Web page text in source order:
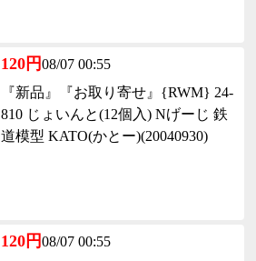
120円08/07 00:55
『新品』『お取り寄せ』{RWM} 24-
810 じょいんと(12個入) Nげーじ 鉄
道模型 KATO(かとー)(20040930)
120円08/07 00:55